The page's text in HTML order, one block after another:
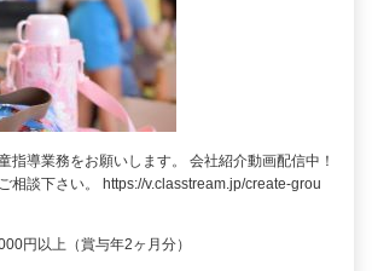
指導業務をお願いします。 会社紹介動画配信中！
相談下さい。 https://v.classtream.jp/create-grou
円以上（賞与年2ヶ月分）